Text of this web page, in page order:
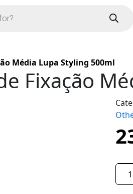
Média Lupa Styling 500ml
Fixação